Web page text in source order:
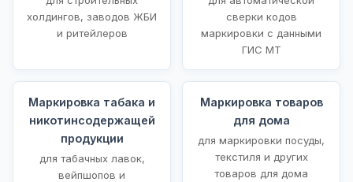
холдингов, заводов ЖБИ
и ритейлеров
сверки кодов
маркировки с данными
ГИС МТ
Маркировка табака и
никотинсодержащей
продукции
для табачных лавок,
вейпшопов и
Маркировка товаров
для дома
для маркировки посуды,
текстиля и других
товаров для дома